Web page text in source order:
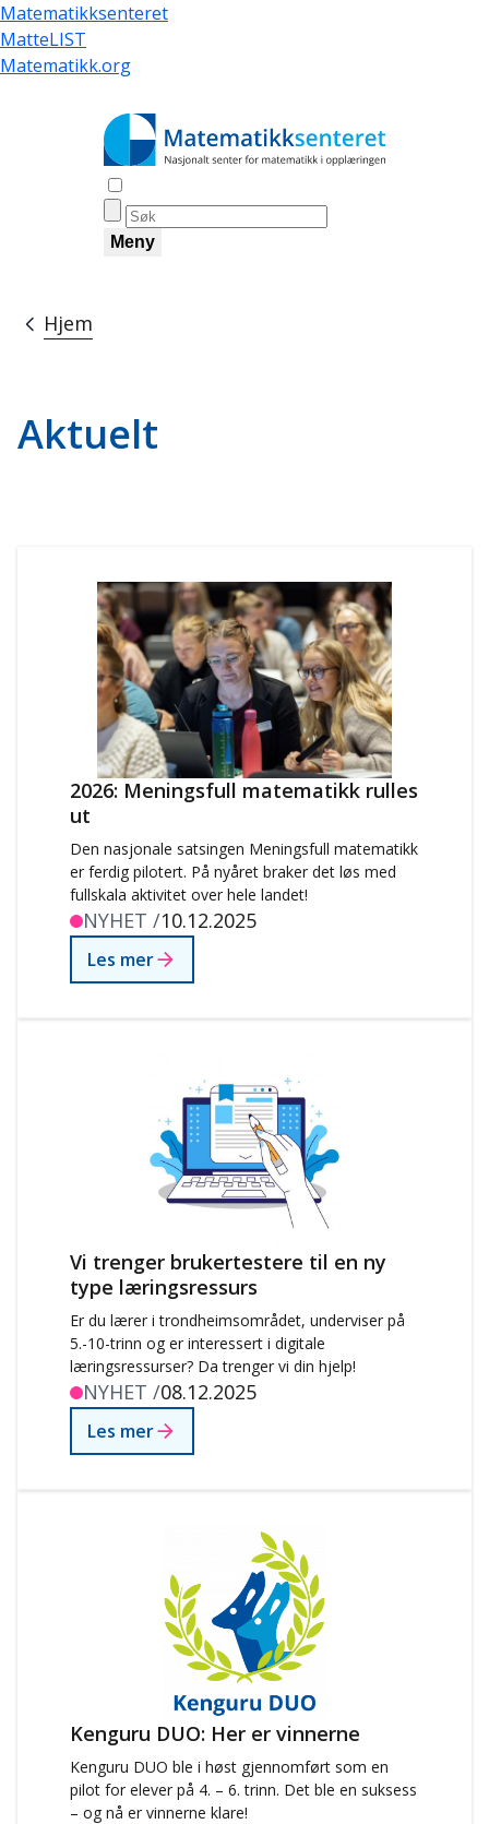
Hopp
til
hovedinnhold
Matematikksenteret
MatteLIST
Matematikk.org
Meny
Navigasjonssti
Hjem
Aktuelt
2026: Meningsfull matematikk rulles
ut
Den nasjonale satsingen Meningsfull matematikk
er ferdig pilotert. På nyåret braker det løs med
fullskala aktivitet over hele landet!
NYHET /10.12.2025
Les mer
Vi trenger brukertestere til en ny
type læringsressurs
Er du lærer i trondheimsområdet, underviser på
5.-10-trinn og er interessert i digitale
læringsressurser? Da trenger vi din hjelp!
NYHET /08.12.2025
Les mer
Kenguru DUO: Her er vinnerne
Kenguru DUO ble i høst gjennomført som en
pilot for elever på 4. – 6. trinn. Det ble en suksess
– og nå er vinnerne klare!